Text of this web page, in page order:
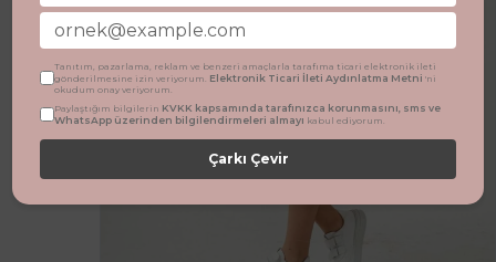
Tanıtım, pazarlama, reklam ve benzeri amaçlarla tarafıma ticari elektronik ileti
gönderilmesine izin veriyorum. Elektronik Ticari İleti Aydınlatma Metni 'ni
okudum onay veriyorum.
Paylaştığım bilgilerin KVKK kapsamında tarafınızca korunmasını, sms ve
WhatsApp üzerinden bilgilendirmeleri almayı kabul ediyorum.
Çarkı Çevir